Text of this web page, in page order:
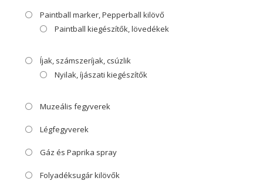
Paintball marker, Pepperball kilövő
Paintball kiegészítők, lövedékek
Íjak, számszeríjak, csúzlik
Nyilak, íjászati kiegészítők
Muzeális fegyverek
Légfegyverek
Gáz és Paprika spray
Folyadéksugár kilövők